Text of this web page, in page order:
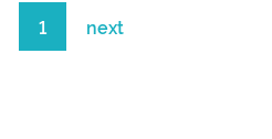
1 next